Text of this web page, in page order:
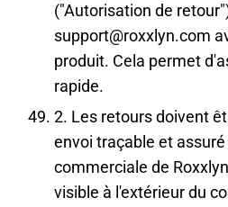
("Autorisation de
support@roxxlyn.com
produit. Cela permet
rapide.
2. Les retours doivent
envoi traçable et
commerciale de
visible à l'extérieur du